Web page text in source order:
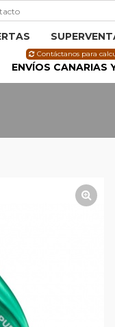
ENVÍOS CANARIAS
Contáctanos para